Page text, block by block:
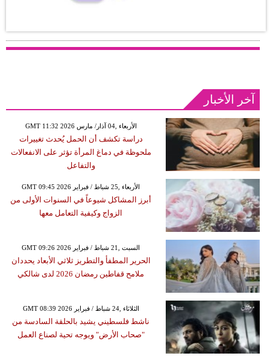
آخر الأخبار
GMT 11:32 2026 الأربعاء ,04 آذار/ مارس
دراسة تكشف أن الحمل يُحدث تغييرات
ملحوظة في دماغ المرأة تؤثر على الانفعالات
والتفاعل
GMT 09:45 2026 الأربعاء ,25 شباط / فبراير
أبرز المشاكل شيوعاً في السنوات الأولى من
الزواج وكيفية التعامل معها
GMT 09:26 2026 السبت ,21 شباط / فبراير
الحرير المطفأ والتطريز ثلاثي الأبعاد يحددان
ملامح قفاطين رمضان 2026 لدى شالكي
GMT 08:39 2026 الثلاثاء ,24 شباط / فبراير
ناشط فلسطيني يشيد بالحلقة السادسة من
"صحاب الأرض" ويوجه تحية لصناع العمل